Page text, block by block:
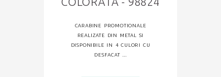
CARABINE PROMOTIONALE
REALIZATE DIN METAL SI
DISPONIBILE IN 4 CULORI CU
DESFACAT ...